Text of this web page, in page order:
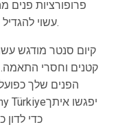
פרופורציות פנים
עשוי להגדיל או להפחית את הגודל הנתפס של האף.
קיום סנטר מודגש
קטנים וחסרי
הפנים שלך
כדי